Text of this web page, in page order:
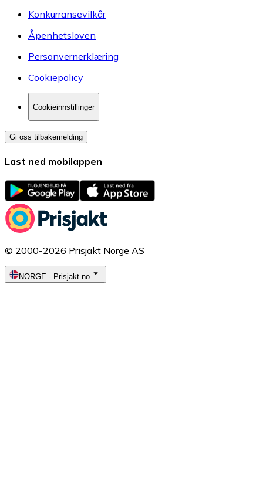
Konkurransevilkår
Åpenhetsloven
Personvernerklæring
Cookiepolicy
Cookieinnstillinger
Gi oss tilbakemelding
Last ned mobilappen
© 2000-2026 Prisjakt Norge AS
NORGE - Prisjakt.no